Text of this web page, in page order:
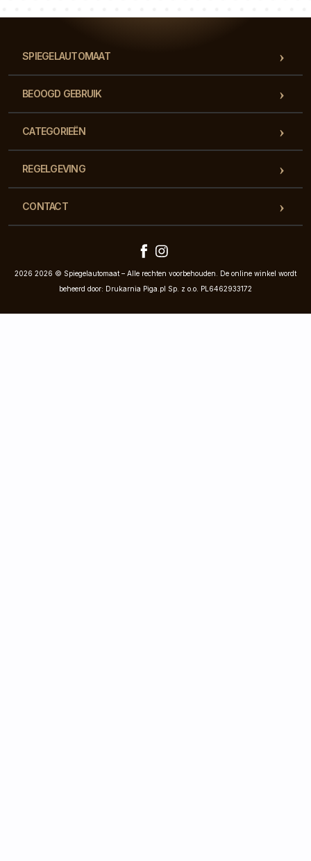
SPIEGELAUTOMAAT
BEOOGD GEBRUIK
CATEGORIEËN
REGELGEVING
CONTACT
2026 2026 © Spiegelautomaat – Alle rechten voorbehouden. De online winkel wordt
beheerd door: Drukarnia Piga.pl Sp. z o.o. PL6462933172